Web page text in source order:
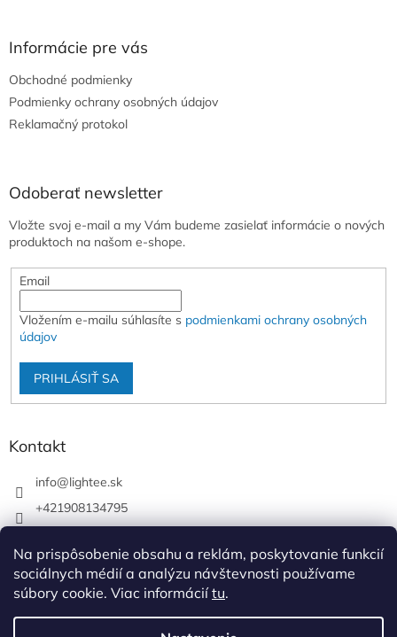
Na prispôsobenie obsahu a reklám, poskytovanie funkcií
sociálnych médií a analýzu návštevnosti používame
súbory cookie. Viac informáciítu.
Informácie pre vás
Obchodné podmienky
Podmienky ochrany osobných údajov
Reklamačný protokol
Odoberať newsletter
Vložte svoj e-mail a my Vám budeme zasielať informácie o nových
produktoch na našom e-shope.
Email
Vložením e-mailu súhlasíte s podmienkami ochrany osobných
údajov
PRIHLÁSIŤ SA
Kontakt
info@lightee.sk
+421908134795
lightee.sk